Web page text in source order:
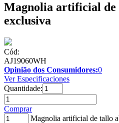
Magnolia artificial de
exclusiva
Cód:
AJ19060WH
Opinião dos Consumidores:0
Ver Especificaciones
Quantidade:
Comprar
Magnolia artificial de tallo